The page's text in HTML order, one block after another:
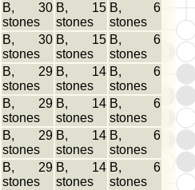
B, 30
stones
B, 15
stones
B, 6
stones
B, 30
stones
B, 15
stones
B, 6
stones
B, 29
stones
B, 14
stones
B, 6
stones
B, 29
stones
B, 14
stones
B, 6
stones
B, 29
stones
B, 14
stones
B, 6
stones
B, 29
stones
B, 14
stones
B, 6
stones